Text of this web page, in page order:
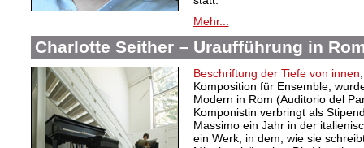
Mehr...
Charlotte Seither – Uraufführung in
Beschriftung der Tiefe von innen
Komposition für Ensemble,
Modern in Rom (Auditorio del
Komponistin verbringt als
Massimo ein Jahr in der
ein Werk, in dem, wie sie